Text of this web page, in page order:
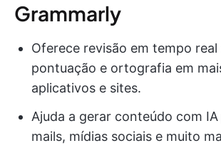
Grammarly
Oferece revisão em tempo
pontuação e ortografia em
aplicativos e sites.
Ajuda a gerar conteúdo com
mails, mídias sociais e muito